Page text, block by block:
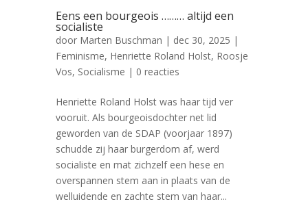
Eens een bourgeois ……… altijd een
socialiste
door Marten Buschman | dec 30, 2025 |
Feminisme, Henriette Roland Holst, Roosje
Vos, Socialisme | 0 reacties
Henriette Roland Holst was haar tijd ver
vooruit. Als bourgeoisdochter net lid
geworden van de SDAP (voorjaar 1897)
schudde zij haar burgerdom af, werd
socialiste en mat zichzelf een hese en
overspannen stem aan in plaats van de
welluidende en zachte stem van haar...